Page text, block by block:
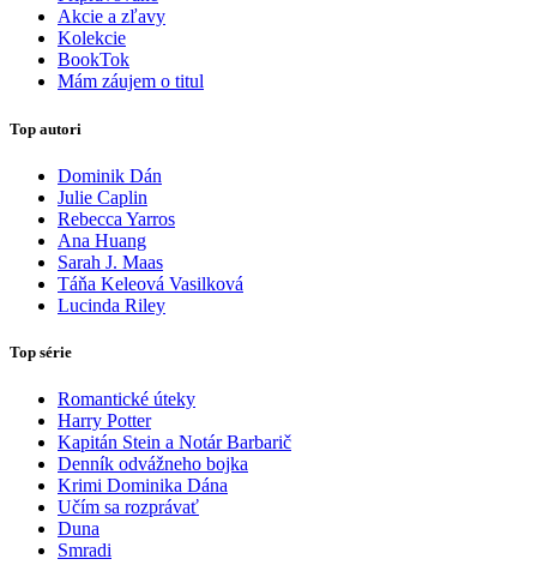
Akcie a zľavy
Kolekcie
BookTok
Mám záujem o titul
Top autori
Dominik Dán
Julie Caplin
Rebecca Yarros
Ana Huang
Sarah J. Maas
Táňa Keleová Vasilková
Lucinda Riley
Top série
Romantické úteky
Harry Potter
Kapitán Stein a Notár Barbarič
Denník odvážneho bojka
Krimi Dominika Dána
Učím sa rozprávať
Duna
Smradi